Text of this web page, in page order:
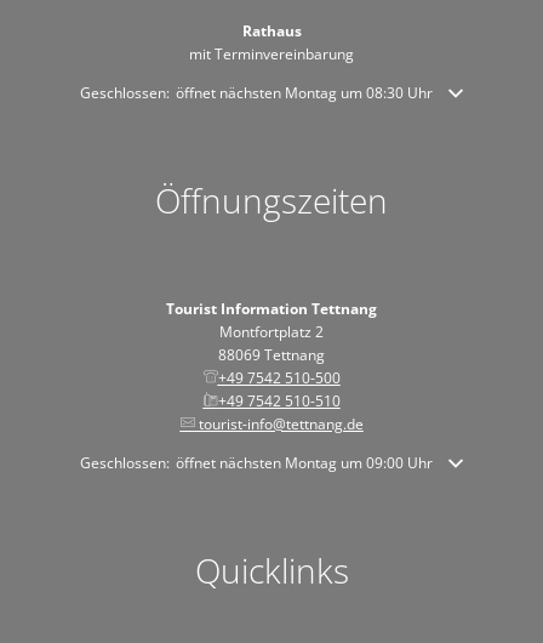
Rathaus
mit Terminvereinbarung
Klicken, um weitere Öffnungs- oder Schließzeiten auszublenden
Geschlossen: öffnet nächsten Montag um 08:30 Uhr
Öffnungszeiten
Tourist Information Tettnang
Montfortplatz 2
88069 Tettnang
+49 7542 510-500
+49 7542 510-510
tourist-info@tettnang.de
Klicken, um weitere Öffnungs- oder Schließzeiten auszublenden
Geschlossen: öffnet nächsten Montag um 09:00 Uhr
Quicklinks